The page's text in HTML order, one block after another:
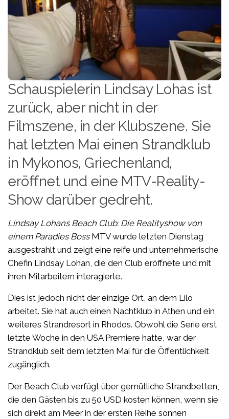
Schauspielerin Lindsay Lohas ist
zurück, aber nicht in der
Filmszene, in der Klubszene. Sie
hat letzten Mai einen Strandklub
in Mykonos, Griechenland,
eröffnet und eine MTV-Reality-
Show darüber gedreht.
Lindsay Lohans Beach Club: Die Realityshow von
einem Paradies BossMTV wurde letzten Dienstag
ausgestrahlt und zeigt eine reife und unternehmerische
Chefin Lindsay Lohan, die den Club eröffnete und mit
ihren Mitarbeitern interagierte.
Dies ist jedoch nicht der einzige Ort, an dem Lilo
arbeitet. Sie hat auch einen Nachtklub in Athen und ein
weiteres Strandresort in Rhodos. Obwohl die Serie erst
letzte Woche in den USA Premiere hatte, war der
Strandklub seit dem letzten Mai für die Öffentlichkeit
zugänglich.
Der Beach Club verfügt über gemütliche Strandbetten,
die den Gästen bis zu 50 USD kosten können, wenn sie
sich direkt am Meer in der ersten Reihe sonnen